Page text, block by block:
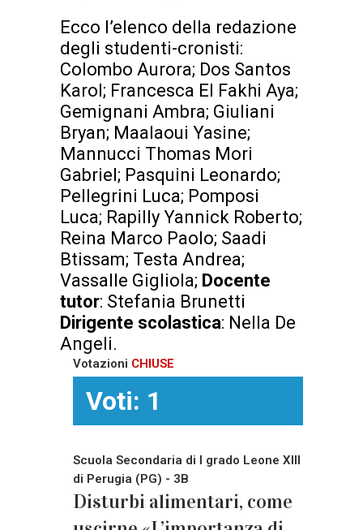
Ecco l’elenco della redazione
degli studenti-cronisti:
Colombo Aurora; Dos Santos
Karol; Francesca El Fakhi Aya;
Gemignani Ambra; Giuliani
Bryan; Maalaoui Yasine;
Mannucci Thomas Mori
Gabriel; Pasquini Leonardo;
Pellegrini Luca; Pomposi
Luca; Rapilly Yannick Roberto;
Reina Marco Paolo; Saadi
Btissam; Testa Andrea;
Vassalle Gigliola; Docente
tutor: Stefania Brunetti
Dirigente scolastica: Nella De
Angeli.
Votazioni CHIUSE
Voti: 1
Scuola Secondaria di I grado Leone XIII
di Perugia (PG) - 3B
Disturbi alimentari, come